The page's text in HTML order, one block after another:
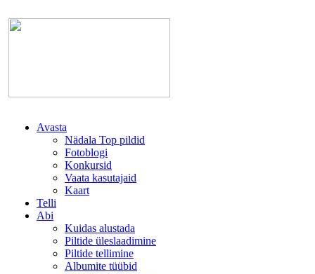
Avasta
Nädala Top pildid
Fotoblogi
Konkursid
Vaata kasutajaid
Kaart
Telli
Abi
Kuidas alustada
Piltide üleslaadimine
Piltide tellimine
Albumite tüübid